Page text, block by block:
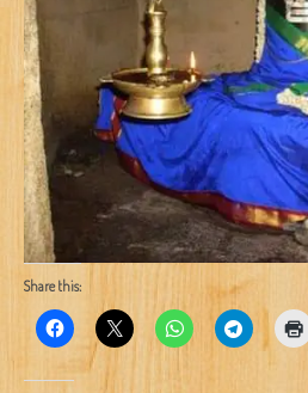
Share this: